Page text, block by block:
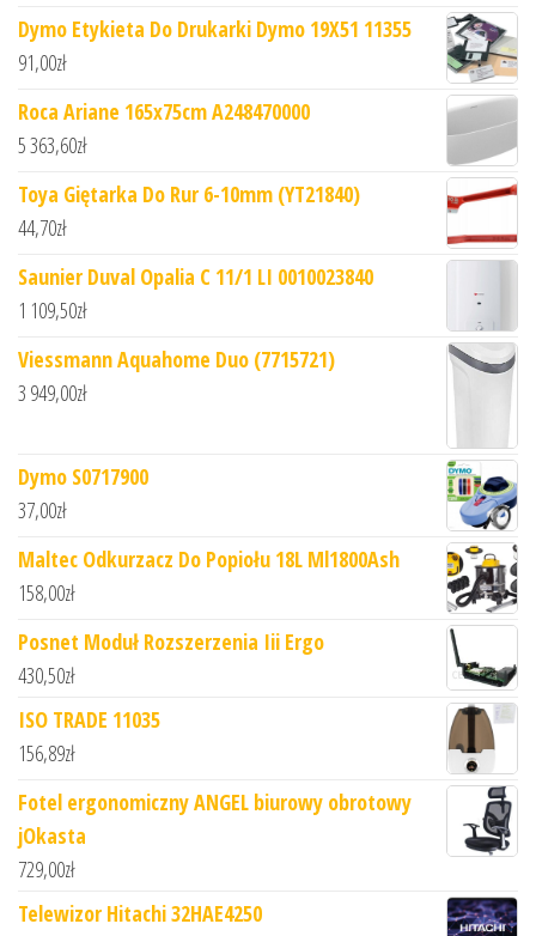
Dymo Etykieta Do Drukarki Dymo 19X51 11355
91,00zł
Roca Ariane 165x75cm A248470000
5 363,60zł
Toya Giętarka Do Rur 6-10mm (YT21840)
44,70zł
Saunier Duval Opalia C 11/1 LI 0010023840
1 109,50zł
Viessmann Aquahome Duo (7715721)
3 949,00zł
Dymo S0717900
37,00zł
Maltec Odkurzacz Do Popiołu 18L Ml1800Ash
158,00zł
Posnet Moduł Rozszerzenia Iii Ergo
430,50zł
ISO TRADE 11035
156,89zł
Fotel ergonomiczny ANGEL biurowy obrotowy
jOkasta
729,00zł
Telewizor Hitachi 32HAE4250